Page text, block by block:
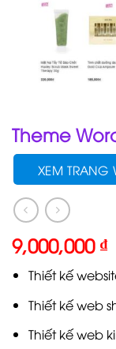
Theme
XEM TRANG
9,000,000 ₫
Thiết kế
Thiết kế web
Thiết kế web